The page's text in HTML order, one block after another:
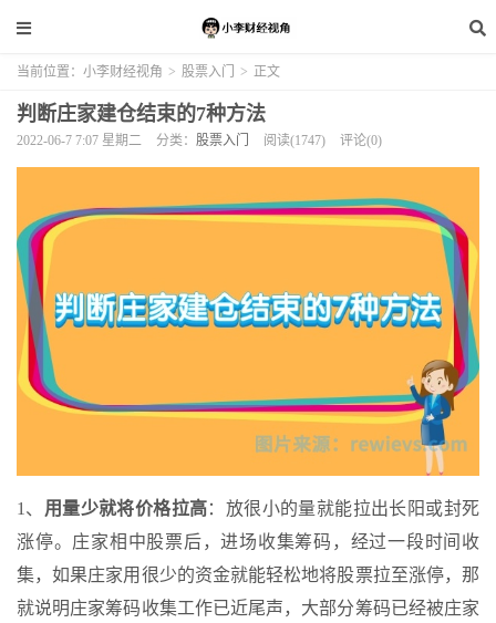
当前位置： 小李财经视角 > 股票入门 > 正文
判断庄家建仓结束的7种方法
2022-06-7 7:07 星期二 分类： 股票入门 阅读(1747) 评论(0)
1、 用量少就将价格拉高：放很小的量就能拉出长阳或封死
涨停。庄家相中股票后，进场收集筹码，经过一段时间收
集，如果庄家用很少的资金就能轻松地将股票拉至涨停，那
就说明庄家筹码收集工作已近尾声，大部分筹码已经被庄家